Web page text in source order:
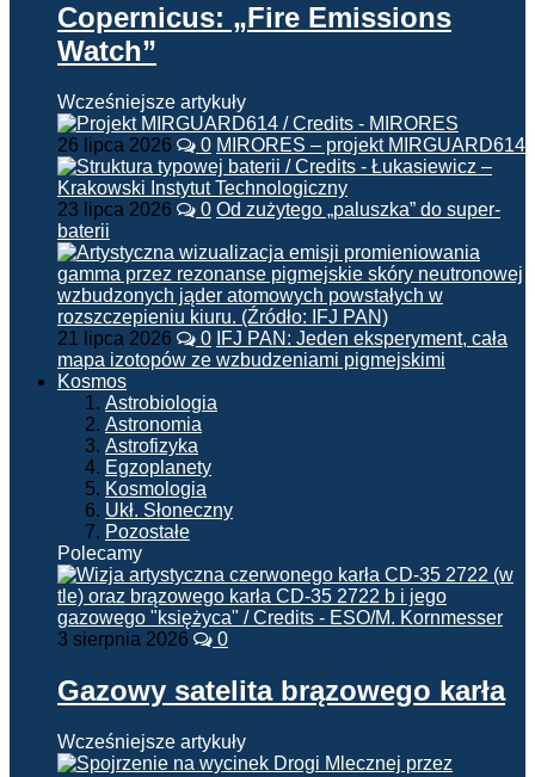
Copernicus: „Fire Emissions
Watch”
Wcześniejsze artykuły
26 lipca 2026 0 MIRORES – projekt MIRGUARD614
23 lipca 2026 0 Od zużytego „paluszka” do super-
baterii
21 lipca 2026 0 IFJ PAN: Jeden eksperyment, cała
mapa izotopów ze wzbudzeniami pigmejskimi
Kosmos
Astrobiologia
Astronomia
Astrofizyka
Egzoplanety
Kosmologia
Ukł. Słoneczny
Pozostałe
Polecamy
3 sierpnia 2026 0
Gazowy satelita brązowego karła
Wcześniejsze artykuły